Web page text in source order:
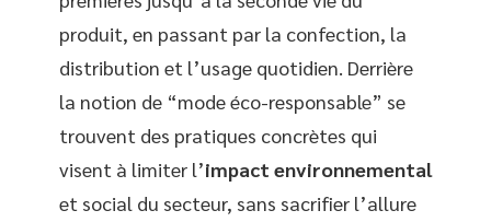
produit, en passant par la confection, la
distribution et l’usage quotidien. Derrière
la notion de “mode éco-responsable” se
trouvent des pratiques concrètes qui
visent à limiter l’impact environnemental
et social du secteur, sans sacrifier l’allure